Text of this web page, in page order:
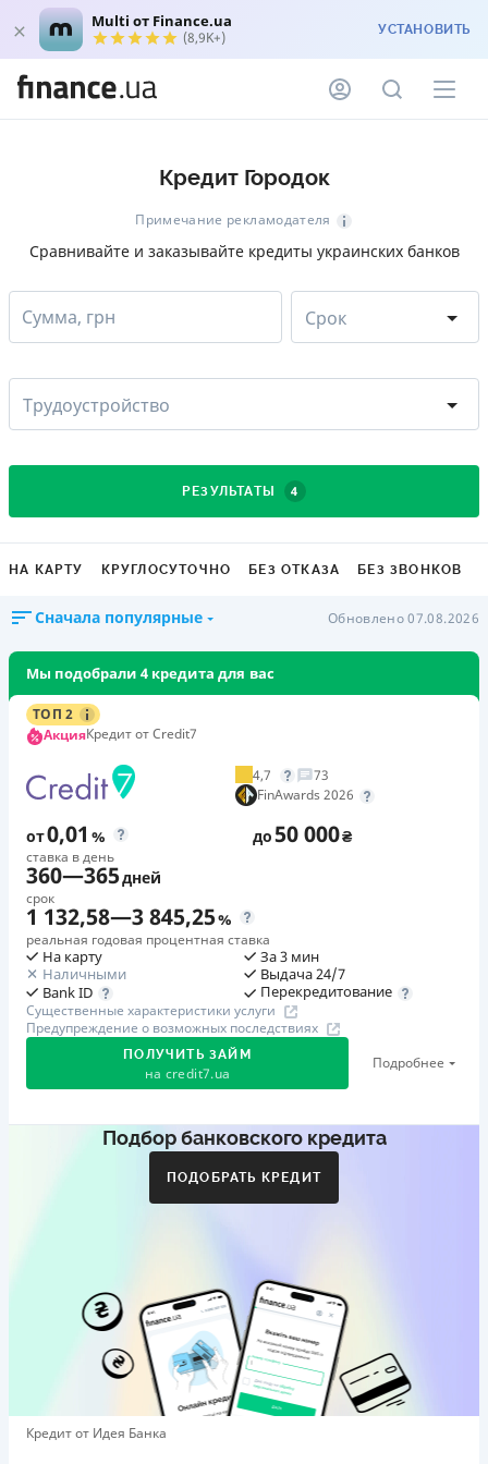
Multi от Finance.ua
(8,9K+) УСТАНОВИТЬ
Кредит Городок
Примечание рекламодателя
Сравнивайте и заказывайте кредиты украинских банков
Сумма, грн Срок
Трудоустройство
РЕЗУЛЬТАТЫ 4
НА КАРТУ КРУГЛОСУТОЧНО БЕЗ ОТКАЗА БЕЗ ЗВОНКОВ
Сначала популярные Обновлено 07.08.2026
Мы подобрали 4 кредита для вас
ТОП 2
АкцияКредит от Credit7
4,7
73
FinAwards 2026
от0,01 %
ставка в день
до50 000₴
360—365дней
срок
1 132,58—3 845,25%
реальная годовая процентная ставка
На карту
Наличными
Bank ID
За 3 мин
Выдача 24/7
Перекредитование
Существенные характеристики услуги
Предупреждение о возможных последствиях
ПОЛУЧИТЬ ЗАЙМ
на credit7.ua
Подробнее
Акция: «Кешбэк за друга»
друг регистрируется и получает первый кредит (от
Бронзовый призер FinAwards 2026 «Лучшая программа
лояльности»
Первый займ
от 0,01%/день до 30 000 ₴
Повторный займ
Подбор банковского кредита
ПОДОБРАТЬ КРЕДИТ
Кредит от Идея Банка